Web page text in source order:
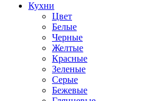
Кухни
Цвет
Белые
Черные
Желтые
Красные
Зеленые
Серые
Бежевые